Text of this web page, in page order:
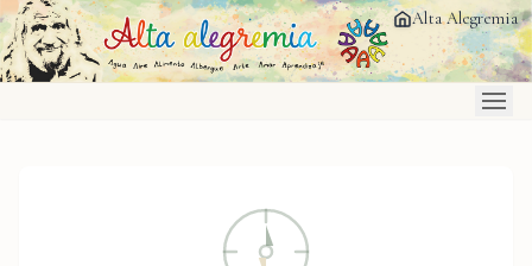
Saltar al contenido principal Alta Alegremia